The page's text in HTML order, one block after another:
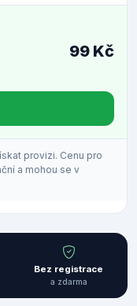
99 Kč
provizi. Cenu pro
a mohou se v
Bez registrace
a zdarma